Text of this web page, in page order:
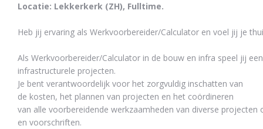
Locatie: Lekkerkerk (ZH), Fulltime.
Heb jij ervaring als Werkvoorbereider/Calculator en voel jij je
Als Werkvoorbereider/Calculator in de bouw en infra speel jij
infrastructurele projecten.
Je bent verantwoordelijk voor het zorgvuldig inschatten van
de kosten, het plannen van projecten en het coördineren
van alle voorbereidende werkzaamheden van diverse projecten
en voorschriften.